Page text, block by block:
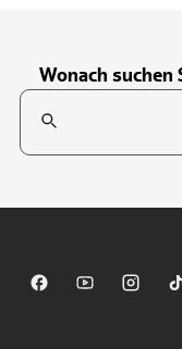
Wonach suchen
Suchfeld
Sparkasse aufSparkasse auf